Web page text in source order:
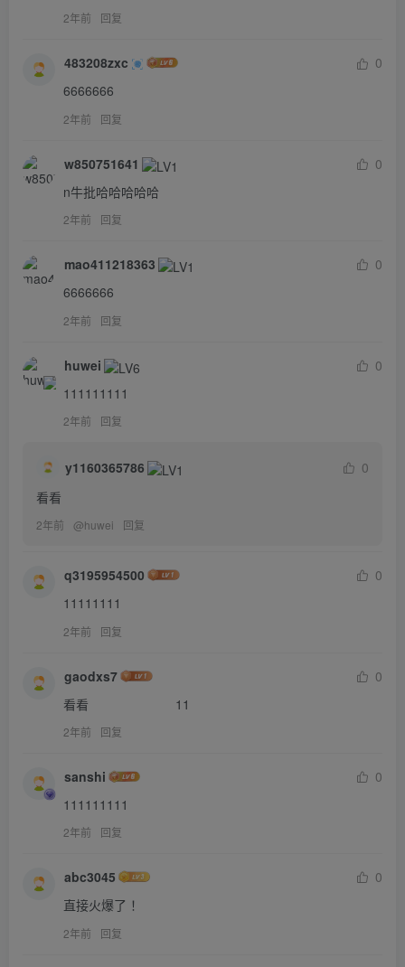
2年前 回复
483208zxc
0
6666666
2年前 回复
w850751641
0
n牛批哈哈哈哈哈
2年前 回复
mao411218363
0
6666666
2年前 回复
huwei
0
111111111
2年前 回复
y1160365786
0
看看
2年前 @huwei 回复
q3195954500
0
11111111
2年前 回复
gaodxs7
0
看看                        11
2年前 回复
sanshi
0
111111111
2年前 回复
abc3045
0
直接火爆了 ！
2年前 回复